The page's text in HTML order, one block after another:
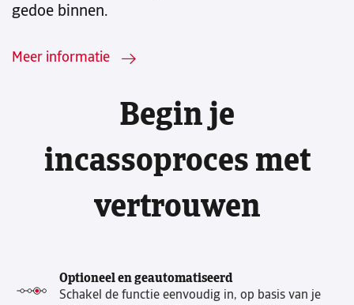
gedoe binnen.
Meer informatie
Begin je
incassoproces met
vertrouwen
Optioneel en geautomatiseerd
Schakel de functie eenvoudig in, op basis van je